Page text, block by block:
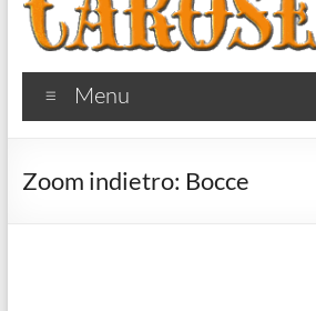
Il
mito
di
Menu
Zoom indietro: Bocce